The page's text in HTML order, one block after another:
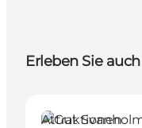
Erleben Sie auch
Attraktionen